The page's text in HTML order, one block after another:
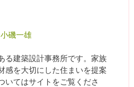
磯一雄
る建築設計事務所です。家族
感を大切にした住まいを提案
いてはサイトをご覧くださ